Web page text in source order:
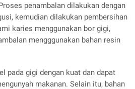
penambalan dilakukan dengan
kemudian dilakukan pembersihan
karies menggunakan bor gigi,
mengggunakan bahan resin
pada gigi dengan kuat dan dapat
makanan. Selain itu, bahan